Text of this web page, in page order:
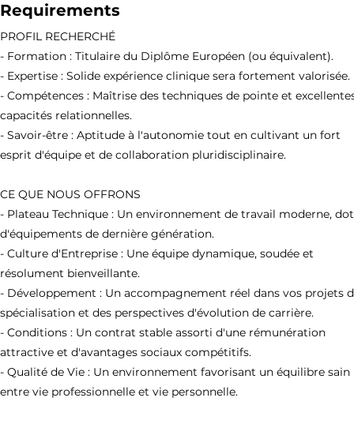
Requirements
PROFIL RECHERCHÉ
- Formation : Titulaire du Diplôme Européen (ou équivalent).
- Expertise : Solide expérience clinique sera fortement valorisée.
- Compétences : Maîtrise des techniques de pointe et
capacités relationnelles.
- Savoir-être : Aptitude à l'autonomie tout en cultivant un fort
esprit d'équipe et de collaboration pluridisciplinaire.
CE QUE NOUS OFFRONS
- Plateau Technique : Un environnement de travail moderne,
d'équipements de dernière génération.
- Culture d'Entreprise : Une équipe dynamique, soudée et
résolument bienveillante.
- Développement : Un accompagnement réel dans vos projets
spécialisation et des perspectives d'évolution de carrière.
- Conditions : Un contrat stable assorti d'une rémunération
attractive et d'avantages sociaux compétitifs.
- Qualité de Vie : Un environnement favorisant un équilibre sain
entre vie professionnelle et vie personnelle.